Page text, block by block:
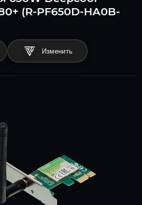
(R-PF650D-HA0B-